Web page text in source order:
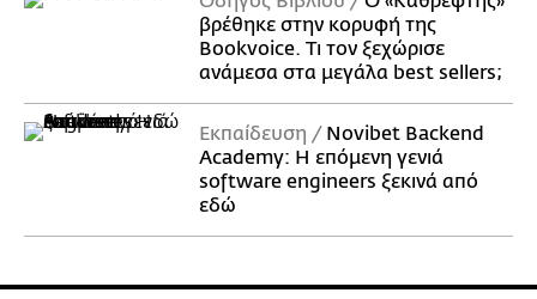
βρέθηκε στην κορυφή της
Bookvoice. Τι τον ξεχώρισε
ανάμεσα στα μεγάλα best sellers;
Εκπαίδευση
Novibet Backend
Academy: Η επόμενη γενιά
software engineers ξεκινά από
εδώ